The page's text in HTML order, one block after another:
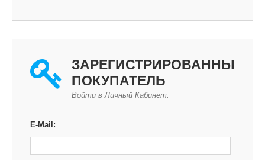
ЗАРЕГИСТРИРОВАННЫЙ
ПОКУПАТЕЛЬ
Войти в Личный Кабинет:
E-Mail: